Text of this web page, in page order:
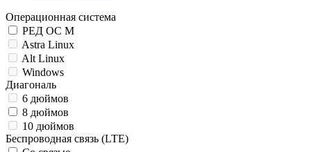
Операционная система
РЕД ОС М
Astra Linux
Alt Linux
Windows
Диагональ
6 дюймов
8 дюймов
10 дюймов
Беспроводная связь (LTE)